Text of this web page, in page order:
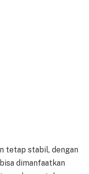
tetap stabil, dengan
dimanfaatkan